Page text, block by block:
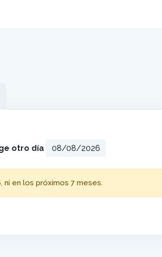
otro día
en los próximos 7 meses.